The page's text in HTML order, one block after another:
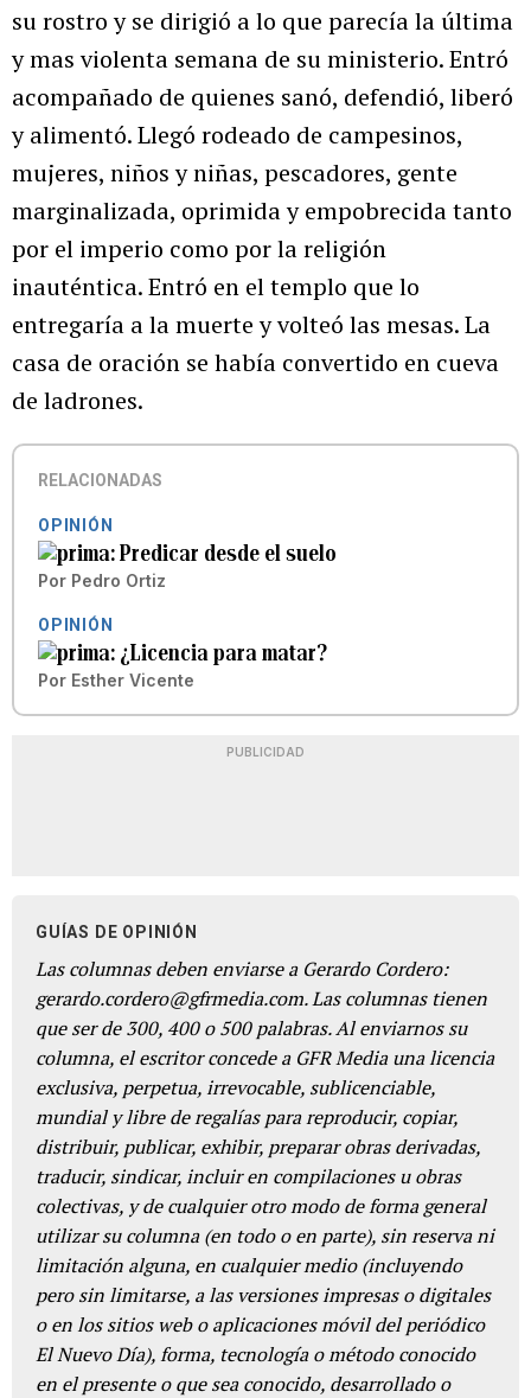
su rostro y se dirigió a lo que parecía la última
y mas violenta semana de su ministerio. Entró
acompañado de quienes sanó, defendió, liberó
y alimentó. Llegó rodeado de campesinos,
mujeres, niños y niñas, pescadores, gente
marginalizada, oprimida y empobrecida tanto
por el imperio como por la religión
inauténtica. Entró en el templo que lo
entregaría a la muerte y volteó las mesas. La
casa de oración se había convertido en cueva
de ladrones.
RELACIONADAS
OPINIÓN
Predicar desde el suelo
Por Pedro Ortiz
OPINIÓN
¿Licencia para matar?
Por Esther Vicente
PUBLICIDAD
GUÍAS DE OPINIÓN
Las columnas deben enviarse a Gerardo Cordero:
gerardo.cordero@gfrmedia.com. Las columnas tienen
que ser de 300, 400 o 500 palabras. Al enviarnos su
columna, el escritor concede a GFR Media una licencia
exclusiva, perpetua, irrevocable, sublicenciable,
mundial y libre de regalías para reproducir, copiar,
distribuir, publicar, exhibir, preparar obras derivadas,
traducir, sindicar, incluir en compilaciones u obras
colectivas, y de cualquier otro modo de forma general
utilizar su columna (en todo o en parte), sin reserva ni
limitación alguna, en cualquier medio (incluyendo
pero sin limitarse, a las versiones impresas o digitales
o en los sitios web o aplicaciones móvil del periódico
El Nuevo Día), forma, tecnología o método conocido
en el presente o que sea conocido, desarrollado o